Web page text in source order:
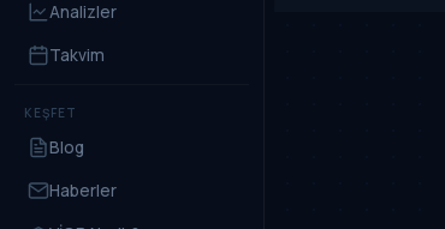
Analizler
Takvim
KEŞFET
Blog
Haberler